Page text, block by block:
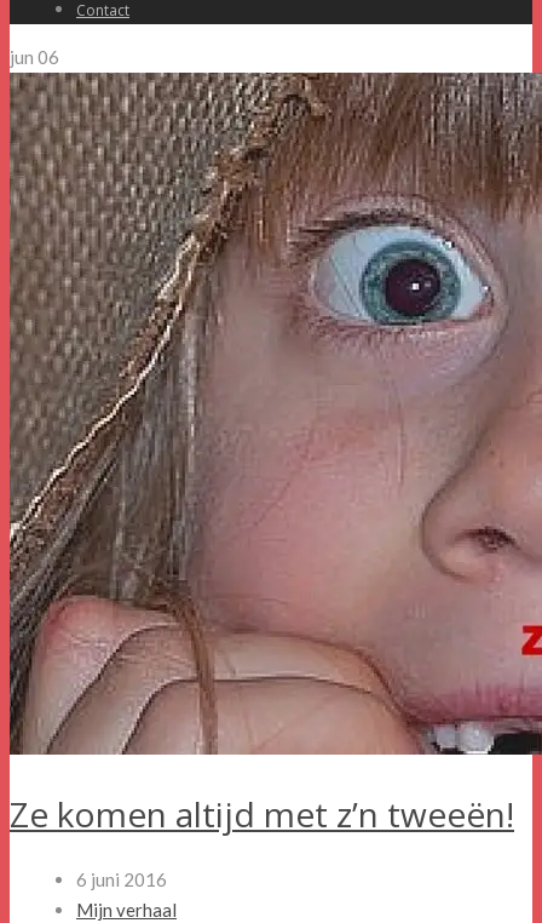
Contact
jun 06
Ze komen altijd met z’n tweeën!
6 juni 2016
Mijn verhaal